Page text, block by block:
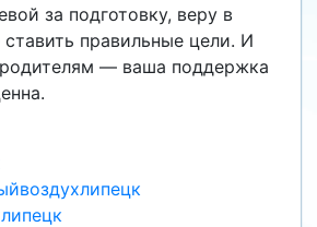
за подготовку, веру в
правильные цели. И
— ваша поддержка